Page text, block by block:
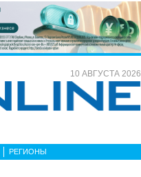
10 АВГУСТА 2026
РЕГИОНЫ